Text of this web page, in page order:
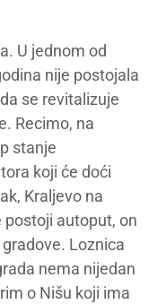
U jednom od
nije postojala
se revitalizuje
Recimo, na
stanje
koji će doći
Kraljevo na
postoji autoput, on
Loznica
nema nijedan
o Nišu koji ima